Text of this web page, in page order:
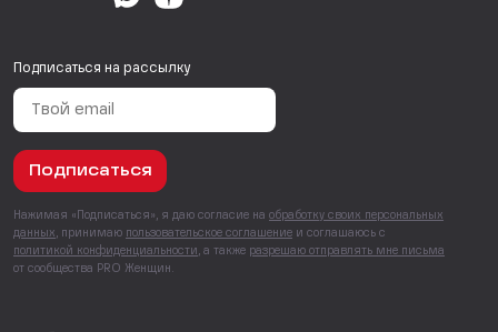
Подписаться на рассылку
Подписаться
Нажимая «Подписаться», я даю согласие на обработку своих персональных
данных , принимаю пользовательское соглашение и соглашаюсь с
политикой конфиденциальности , а также разрешаю отправлять мне письма
от сообщества PRO Женщин.